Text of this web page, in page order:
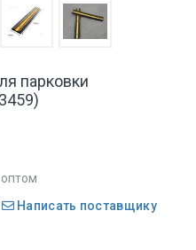
парковки
оптом
Написать поставщику